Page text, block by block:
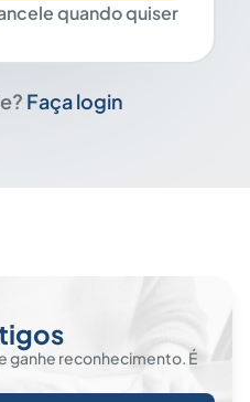
quando quiser
Faça login
ganhe reconhecimento. É